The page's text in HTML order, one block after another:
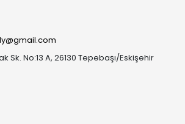
Sk. No:13 A, 26130 Tepebaşı/Eskişehir